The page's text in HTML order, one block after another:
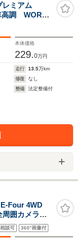
ミアム
高調 WORK
フルエアロ
記録簿20
VLANDヘ
本体価格
229.0万円
走行 13.5万km
修復
なし
整備
法定整備付
E-Four 4WD
周囲カメラ
ター製17イ
ベンチレー
談可 360°画像付